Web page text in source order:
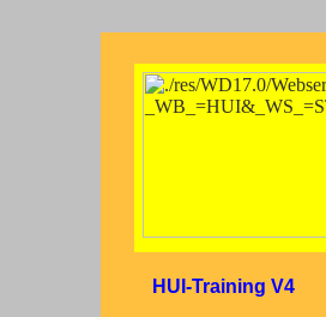
HUI-Training V4